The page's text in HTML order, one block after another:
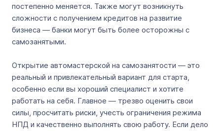
постепенно меняется. Также могут возникнуть
сложности с получением кредитов на развитие
бизнеса ― банки могут быть более осторожны с
самозанятыми.
Открытие автомастерской на самозанятости ― это
реальный и привлекательный вариант для старта,
особенно если вы хороший специалист и хотите
работать на себя. Главное ― трезво оценить свои
силы, просчитать риски, учесть ограничения режима
НПД и качественно выполнять свою работу. Если дело